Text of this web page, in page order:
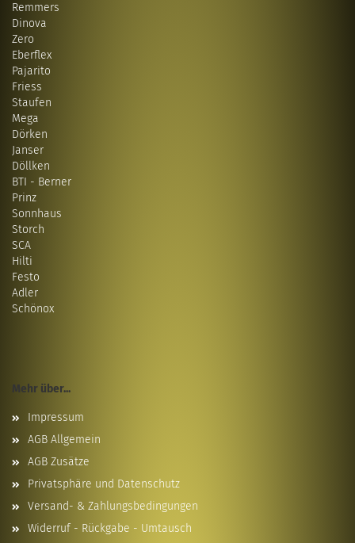
Remmers
Dinova
Zero
Eberflex
Pajarito
Friess
Staufen
Mega
Dörken
Janser
Döllken
BTI - Berner
Prinz
Sonnhaus
Storch
SCA
Hilti
Festo
Adler
Schönox
Mehr über...
Impressum
AGB Allgemein
AGB Zusätze
Privatsphäre und Datenschutz
Versand- & Zahlungsbedingungen
Widerruf - Rückgabe - Umtausch